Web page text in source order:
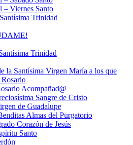
– Viernes Santo
Trinidad
Trinidad
la Santísima Virgen María a los que
Rosario
Acompañad@
Sangre de Cristo
de Guadalupe
Almas del Purgatorio
Corazón de Jesús
Santo